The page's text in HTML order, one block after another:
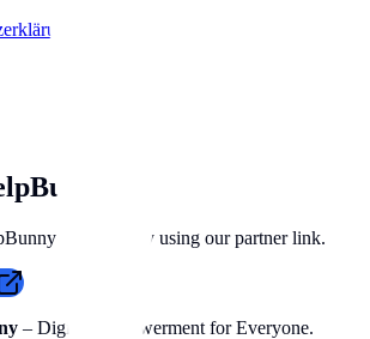
tools free by using our partner link.
– Digital Empowerment for Everyone.